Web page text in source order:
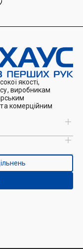
якості,
виробникам
комерційним